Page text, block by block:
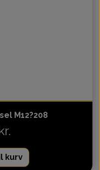
M12?208
kurv